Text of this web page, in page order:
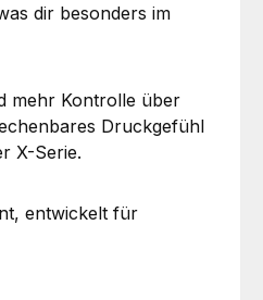
dir besonders im
mehr Kontrolle über
Druckgefühl
X-Serie.
entwickelt für